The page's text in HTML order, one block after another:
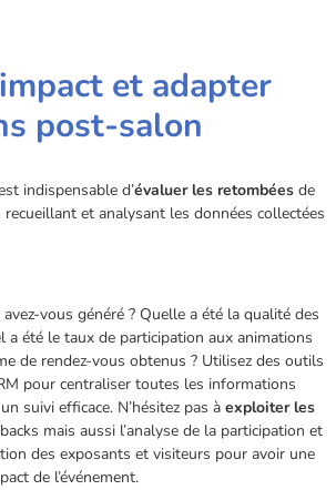
et adapter
post-salon
indispensable d’évaluer les retombées de
et analysant les données collectées
vous généré ? Quelle a été la qualité des
a été le taux de participation aux animations
de rendez-vous obtenus ? Utilisez des outils
pour centraliser toutes les informations
suivi efficace. N’hésitez pas à exploiter les
mais aussi l’analyse de la participation et
des exposants et visiteurs pour avoir une
de l’événement.